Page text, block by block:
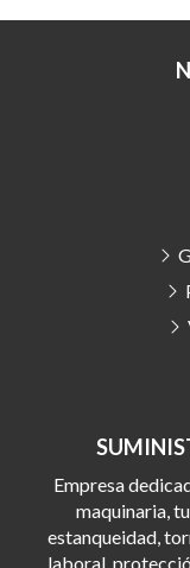
Empresa
maquinaria,
estanqueidad,
laboral,